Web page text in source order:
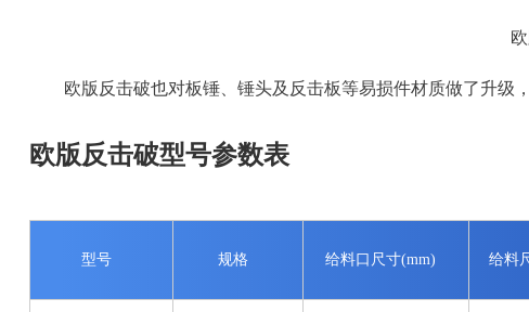
欧版反击破也对板锤、锤头及反击板等易损件材质做了升级
欧版反击破型号参数表
型号 规格 给料口尺寸(mm) 给料